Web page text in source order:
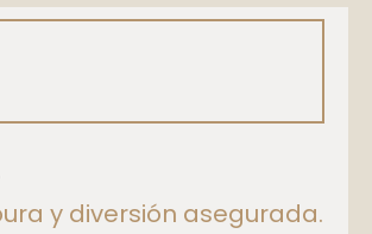
y diversión asegurada.